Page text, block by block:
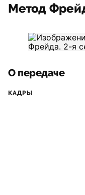
Метод
О передаче
КАДРЫ